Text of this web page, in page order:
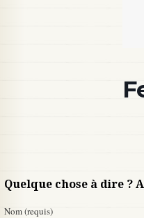
Quelque chose à dire ?
Nom (requis)